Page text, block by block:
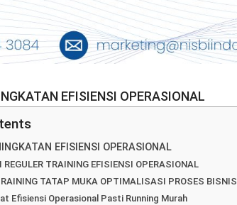
EFISIENSI OPERASIONAL
EFISIENSI OPERASIONAL
REGULER TRAINING EFISIENSI OPERASIONAL
TATAP MUKA OPTIMALISASI PROSES BISNIS
Efisiensi Operasional Pasti Running Murah